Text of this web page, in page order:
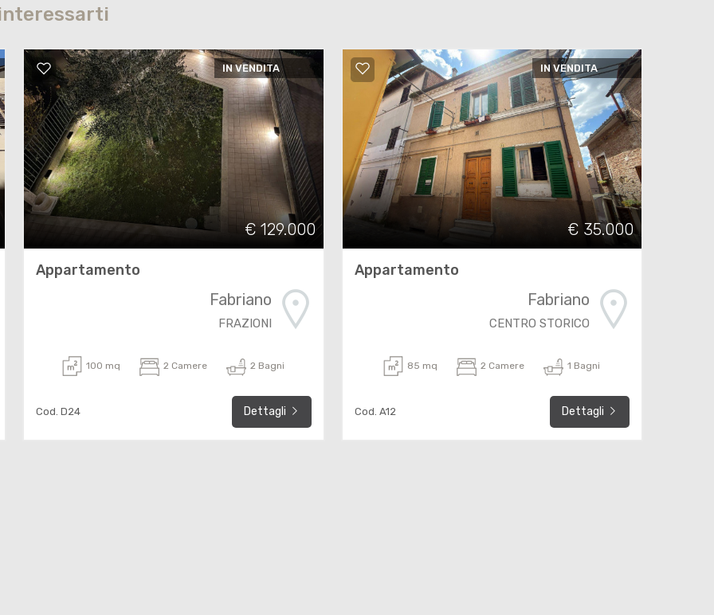
IN VENDITA
€ 129.000
Appartamento
Fabriano
FRAZIONI
100 mq 2 Camere 2 Bagni
Cod. D24 Dettagli
IN VENDITA
€ 35.000
Appartamento
Fabriano
CENTRO STORICO
85 mq 2 Camere 1 Bagni
Cod. A12 Dettagli